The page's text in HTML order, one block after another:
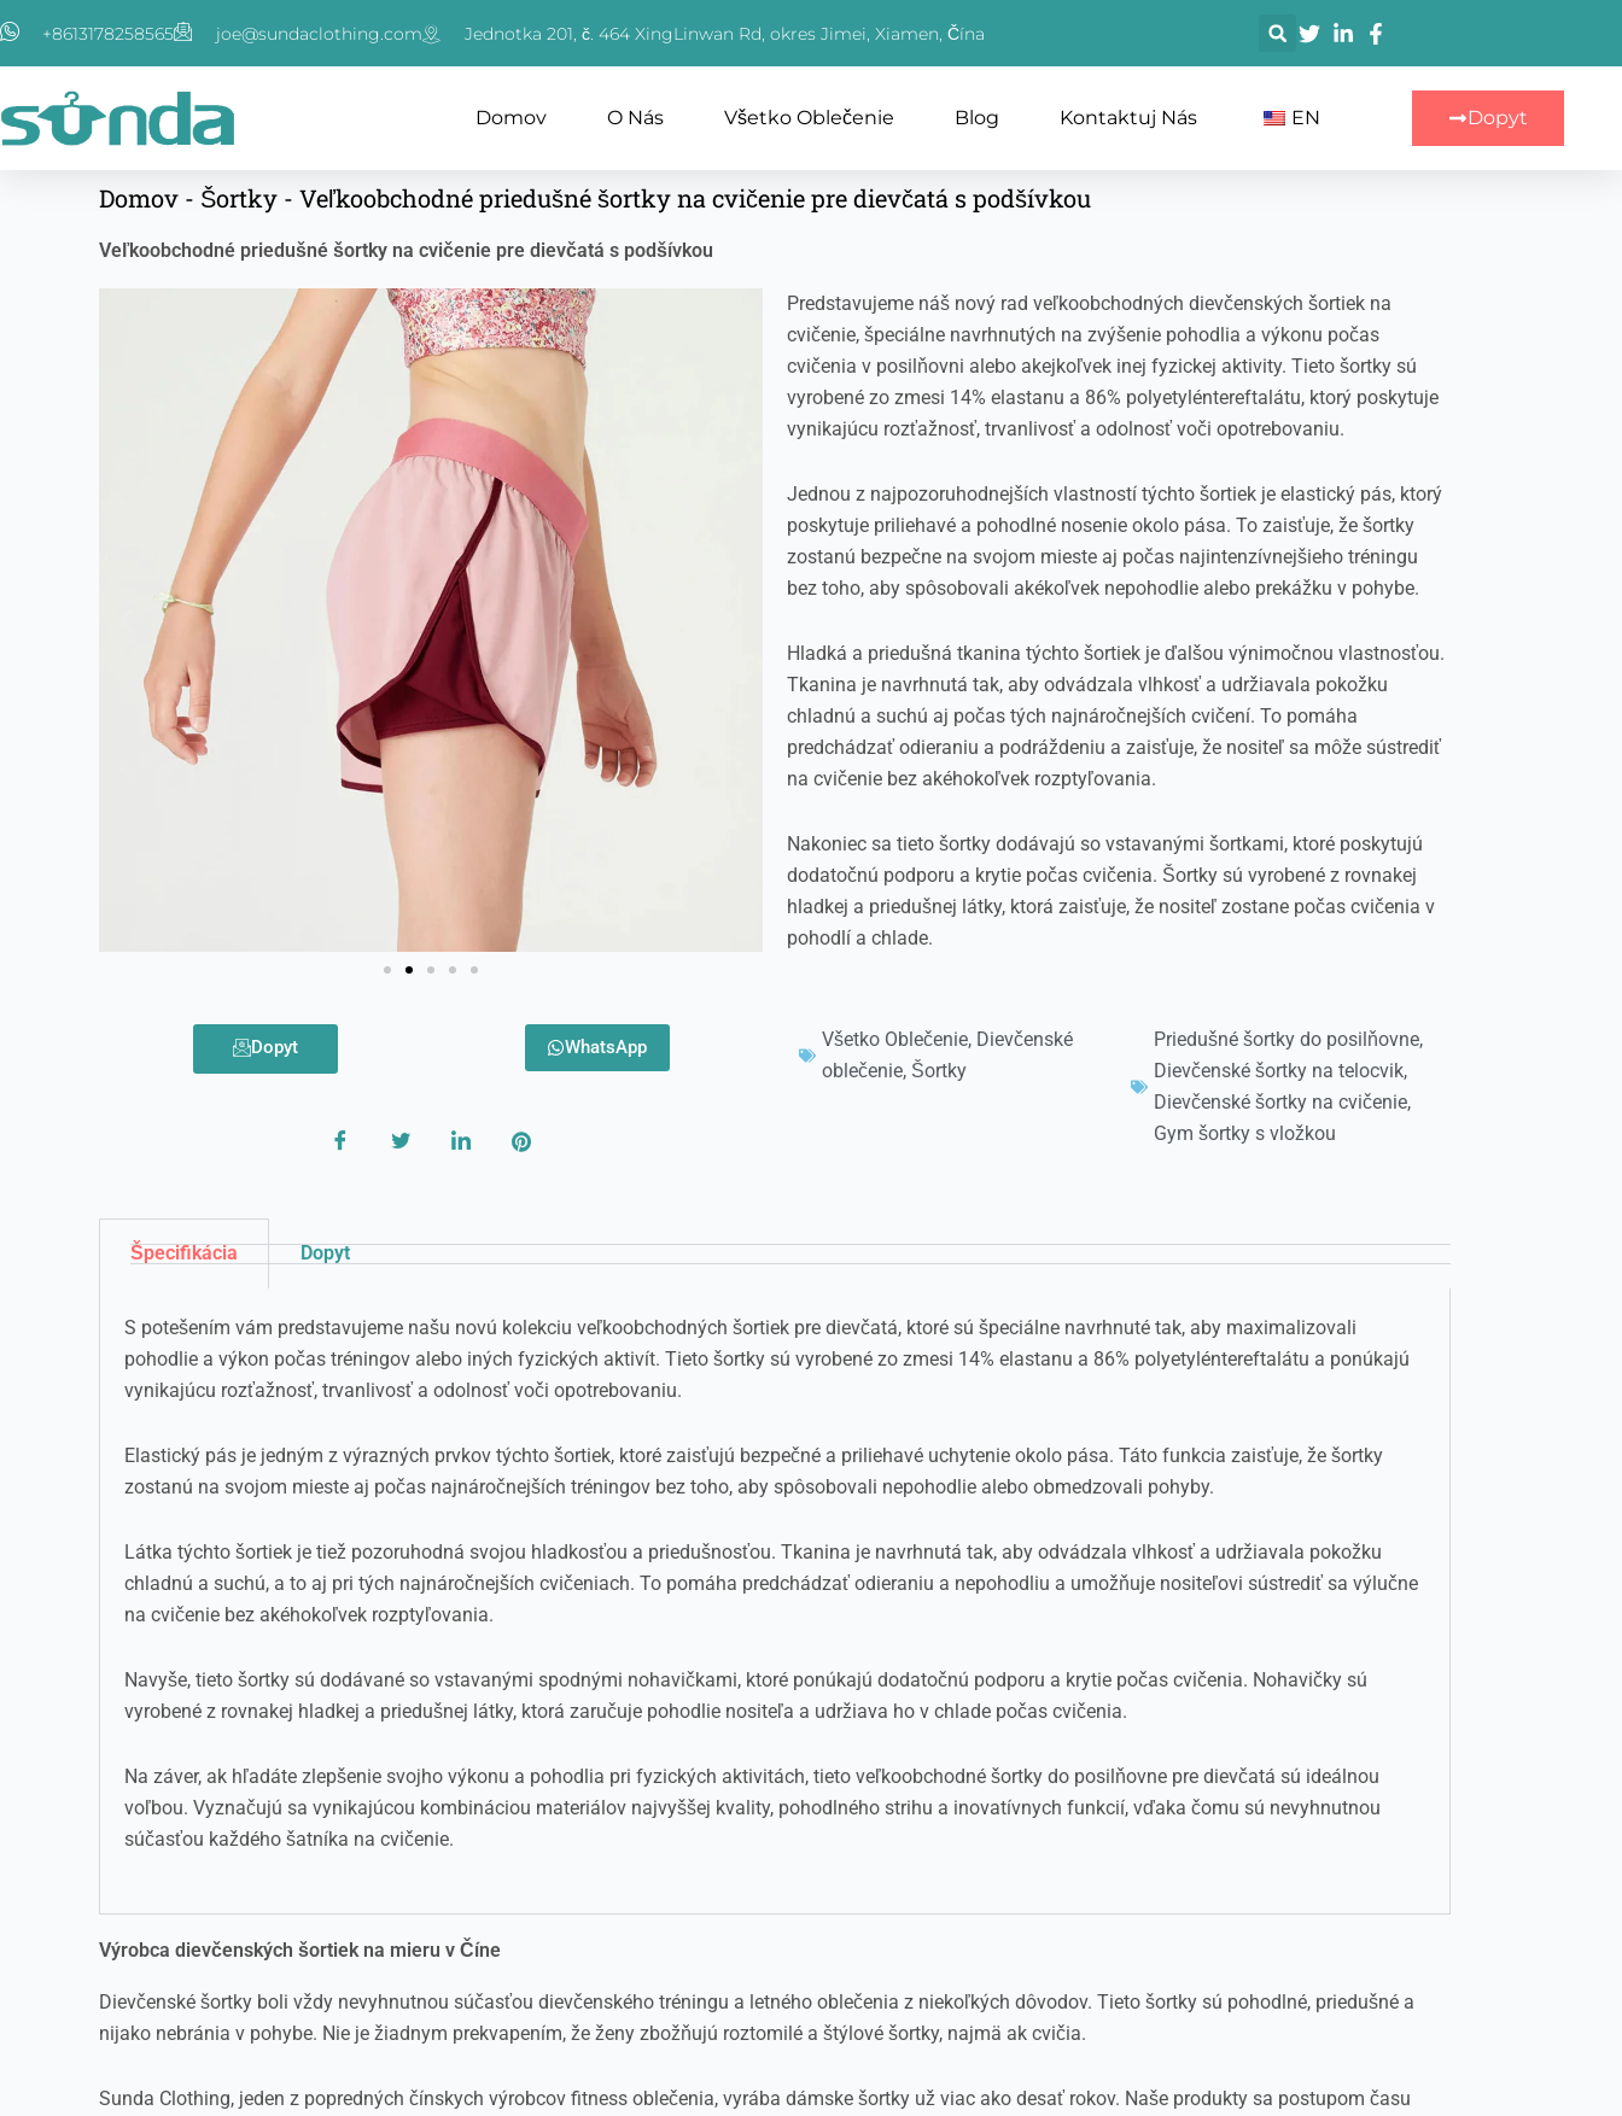
na
+8613178258565 joe@sundaclothing.com Jednotka 201, č. 464 XingLinwan Rd, okres Jimei, Xiamen, Čína 搜
索
Domov O Nás Všetko Oblečenie Blog Kontaktuj Nás EN Dopyt
Domov - Šortky - Veľkoobchodné priedušné šortky na cvičenie pre dievčatá s podšívkou
Veľkoobchodné priedušné šortky na cvičenie pre dievčatá s podšívkou
Dopyt WhatsApp
Predstavujeme náš nový rad veľkoobchodných dievčenských šortiek na
cvičenie, špeciálne navrhnutých na zvýšenie pohodlia a výkonu počas
cvičenia v posilňovni alebo akejkoľvek inej fyzickej aktivity. Tieto šortky sú
vyrobené zo zmesi 14% elastanu a 86% polyetyléntereftalátu, ktorý poskytuje
vynikajúcu rozťažnosť, trvanlivosť a odolnosť voči opotrebovaniu.
Jednou z najpozoruhodnejších vlastností týchto šortiek je elastický pás, ktorý
poskytuje priliehavé a pohodlné nosenie okolo pása. To zaisťuje, že šortky
zostanú bezpečne na svojom mieste aj počas najintenzívnejšieho tréningu
bez toho, aby spôsobovali akékoľvek nepohodlie alebo prekážku v pohybe.
Hladká a priedušná tkanina týchto šortiek je ďalšou výnimočnou vlastnosťou.
Tkanina je navrhnutá tak, aby odvádzala vlhkosť a udržiavala pokožku
chladnú a suchú aj počas tých najnáročnejších cvičení. To pomáha
predchádzať odieraniu a podráždeniu a zaisťuje, že nositeľ sa môže sústrediť
na cvičenie bez akéhokoľvek rozptyľovania.
Nakoniec sa tieto šortky dodávajú so vstavanými šortkami, ktoré poskytujú
dodatočnú podporu a krytie počas cvičenia. Šortky sú vyrobené z rovnakej
hladkej a priedušnej látky, ktorá zaisťuje, že nositeľ zostane počas cvičenia v
pohodlí a chlade.
Všetko Oblečenie, Dievčenské
oblečenie, Šortky
Priedušné šortky do posilňovne,
Dievčenské šortky na telocvik,
Dievčenské šortky na cvičenie,
Gym šortky s vložkou
Špecifikácia Dopyt
S potešením vám predstavujeme našu novú kolekciu veľkoobchodných šortiek pre dievčatá, ktoré sú špeciálne navrhnuté tak, aby maximalizovali
pohodlie a výkon počas tréningov alebo iných fyzických aktivít. Tieto šortky sú vyrobené zo zmesi 14% elastanu a 86% polyetyléntereftalátu a ponúkajú
vynikajúcu rozťažnosť, trvanlivosť a odolnosť voči opotrebovaniu.
Elastický pás je jedným z výrazných prvkov týchto šortiek, ktoré zaisťujú bezpečné a priliehavé uchytenie okolo pása. Táto funkcia zaisťuje, že šortky
zostanú na svojom mieste aj počas najnáročnejších tréningov bez toho, aby spôsobovali nepohodlie alebo obmedzovali pohyby.
Látka týchto šortiek je tiež pozoruhodná svojou hladkosťou a priedušnosťou. Tkanina je navrhnutá tak, aby odvádzala vlhkosť a udržiavala pokožku
chladnú a suchú, a to aj pri tých najnáročnejších cvičeniach. To pomáha predchádzať odieraniu a nepohodliu a umožňuje nositeľovi sústrediť sa výlučne
na cvičenie bez akéhokoľvek rozptyľovania.
Navyše, tieto šortky sú dodávané so vstavanými spodnými nohavičkami, ktoré ponúkajú dodatočnú podporu a krytie počas cvičenia. Nohavičky sú
vyrobené z rovnakej hladkej a priedušnej látky, ktorá zaručuje pohodlie nositeľa a udržiava ho v chlade počas cvičenia.
Na záver, ak hľadáte zlepšenie svojho výkonu a pohodlia pri fyzických aktivitách, tieto veľkoobchodné šortky do posilňovne pre dievčatá sú ideálnou
voľbou. Vyznačujú sa vynikajúcou kombináciou materiálov najvyššej kvality, pohodlného strihu a inovatívnych funkcií, vďaka čomu sú nevyhnutnou
súčasťou každého šatníka na cvičenie.
Výrobca dievčenských šortiek na mieru v Číne
Dievčenské šortky boli vždy nevyhnutnou súčasťou dievčenského tréningu a letného oblečenia z niekoľkých dôvodov. Tieto šortky sú pohodlné, priedušné a
nijako nebránia v pohybe. Nie je žiadnym prekvapením, že ženy zbožňujú roztomilé a štýlové šortky, najmä ak cvičia.
Sunda Clothing, jeden z popredných čínskych výrobcov fitness oblečenia, vyrába dámske šortky už viac ako desať rokov. Naše produkty sa postupom času